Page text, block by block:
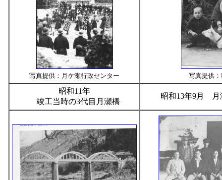
写真提供：月ケ瀬行政センター 写真提供
昭和11年
竣工当時の3代目月瀬橋
昭和13年9月